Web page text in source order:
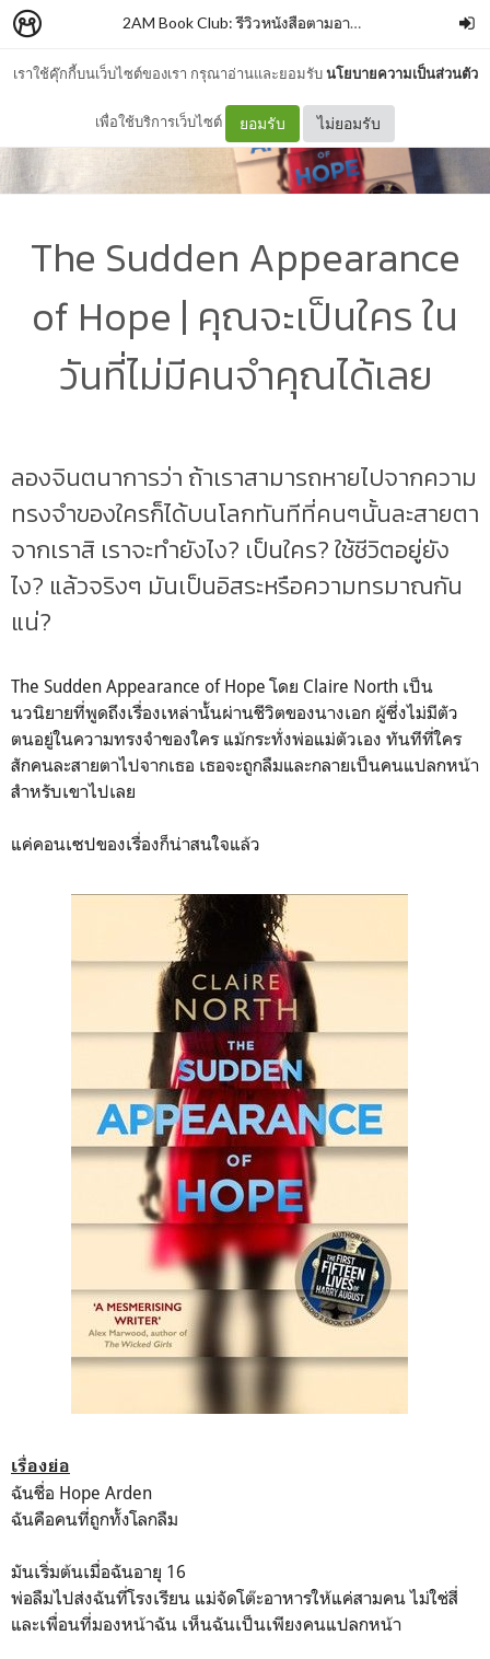
เราใช้คุ๊กกี้บนเว็บไซต์ของเรา กรุณาอ่านและยอมรับนโยบายความเป็นส่วนตัว
เพื่อใช้บริการเว็บไซต์ ยอมรับ ไม่ยอมรับ
2AM Book Club: รีวิวหนังสือตามอารมณ์
The Sudden Appearance
of Hope | คุณจะเป็นใคร ใน
วันที่ไม่มีคนจำคุณได้เลย
ลองจินตนาการว่า ถ้าเราสามารถหายไปจากความ
ทรงจำของใครก็ได้บนโลกทันทีที่คนๆนั้นละสายตา
จากเราสิ เราจะทำยังไง? เป็นใคร? ใช้ชีวิตอยู่ยัง
ไง? แล้วจริงๆ มันเป็นอิสระหรือความทรมาณกัน
แน่?
The Sudden Appearance of Hope โดย Claire North เป็น
นวนิยายที่พูดถึงเรื่องเหล่านั้นผ่านชีวิตของนางเอก ผู้ซึ่งไม่มีตัว
ตนอยู่ในความทรงจำของใคร แม้กระทั่งพ่อแม่ตัวเอง ทันทีที่ใคร
สักคนละสายตาไปจากเธอ เธอจะถูกลืมและกลายเป็นคนแปลกหน้า
สำหรับเขาไปเลย
แค่คอนเซปของเรื่องก็น่าสนใจแล้ว
เรื่องย่อ
ฉันชื่อ Hope Arden
ฉันคือคนที่ถูกทั้งโลกลืม
มันเริ่มต้นเมื่อฉันอายุ 16
พ่อลืมไปส่งฉันที่โรงเรียน แม่จัดโต๊ะอาหารให้แค่สามคน ไม่ใช่สี่
และเพื่อนที่มองหน้าฉัน เห็นฉันเป็นเพียงคนแปลกหน้า